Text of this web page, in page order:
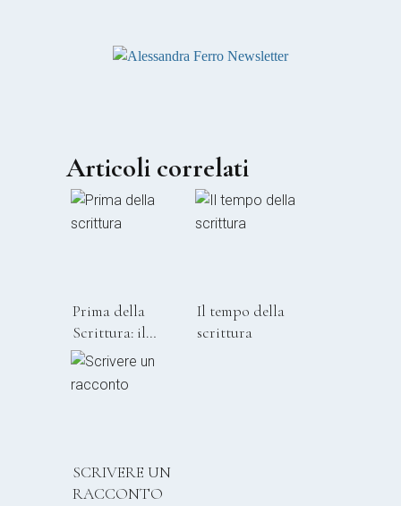
Articoli correlati
Prima della
Scrittura: il
processo che
precede le
Il tempo della
scrittura
SCRIVERE UN
RACCONTO